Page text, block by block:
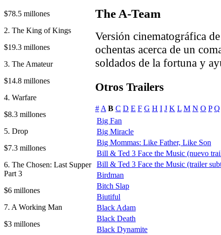
$78.5 millones
2. The King of Kings
$19.3 millones
3. The Amateur
$14.8 millones
4. Warfare
$8.3 millones
5. Drop
$7.3 millones
6. The Chosen: Last Supper
Part 3
$6 millones
7. A Working Man
$3 millones
The A-Team
Versión cinematográfica
ochentas acerca de un
soldados de la fortuna y
Otros Trailers
# A B C D E F G H I J K L M N O P Q
Big Fan
Big Miracle
Big Mommas: Like Father, Like Son
Bill & Ted 3 Face the Music (nuevo
Bill & Ted 3 Face the Music (trailer
Birdman
Bitch Slap
Biutiful
Black Adam
Black Death
Black Dynamite